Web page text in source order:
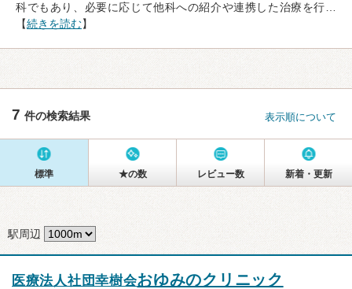
科でもあり、必要に応じて他科への紹介や連携した治療を行…
【続きを読む】
7 件の検索結果 表示順について
標準 ★の数 レビュー数 新着・更新
駅周辺
医療法人社団幸樹会おゆみのクリニック